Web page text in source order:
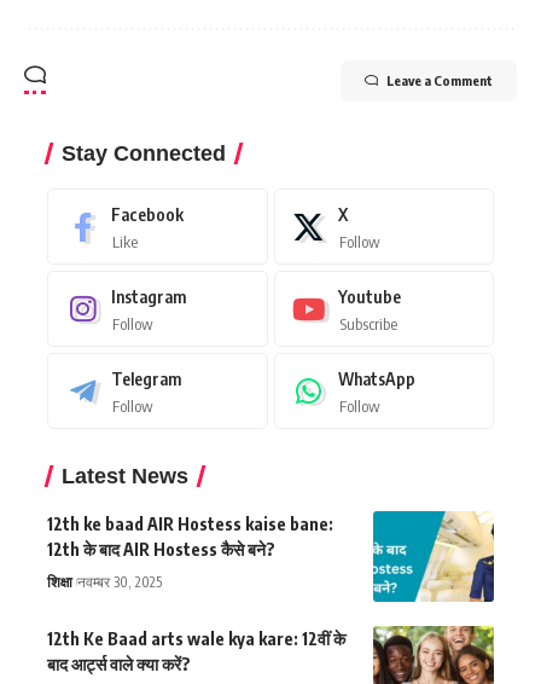
Leave a Comment
Stay Connected
Facebook
Like
X
Follow
Instagram
Follow
Youtube
Subscribe
Telegram
Follow
WhatsApp
Follow
Latest News
12th ke baad AIR Hostess kaise bane:
12th के बाद AIR Hostess कैसे बने?
शिक्षा नवम्बर 30, 2025
12th Ke Baad arts wale kya kare: 12वीं के
बाद आर्ट्स वाले क्या करें?